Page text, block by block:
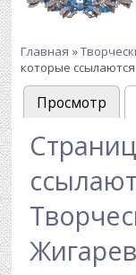
Вы здесь
Главная »
которые
Главные
Просмотр